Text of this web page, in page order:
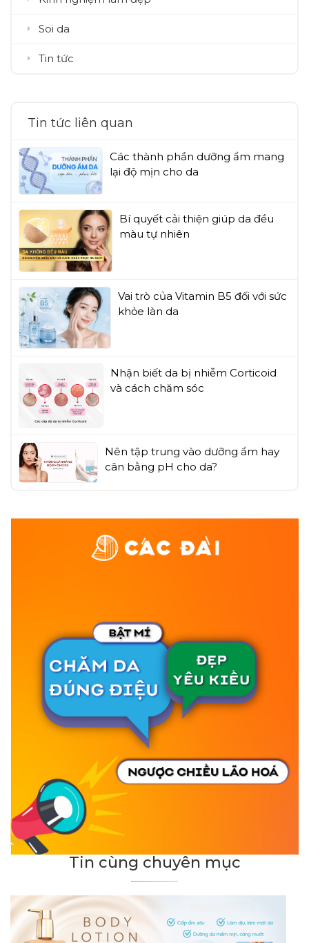
Soi da
Tin tức
Tin tức liên quan
Các thành phần dưỡng ẩm mang
lại độ mịn cho da
Bí quyết cải thiện giúp da đều
màu tự nhiên
Vai trò của Vitamin B5 đối với sức
khỏe làn da
Nhận biết da bị nhiễm Corticoid
và cách chăm sóc
Nên tập trung vào dưỡng ẩm hay
cân bằng pH cho da?
Tin cùng chuyên mục